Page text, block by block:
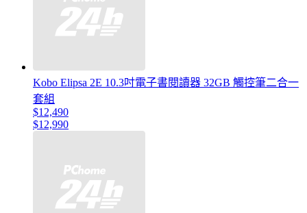
Kobo Elipsa 2E 10.3吋電子書閱讀器 32GB 觸控筆二合一
套組
$12,490
$12,990